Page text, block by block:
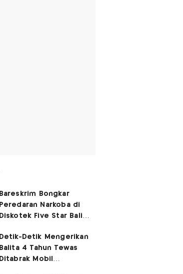
Bareskrim Bongkar
Peredaran Narkoba di
Diskotek Five Star Bali,
Detik-Detik Mengerikan
Balita 4 Tahun Tewas
Ditabrak Mobil